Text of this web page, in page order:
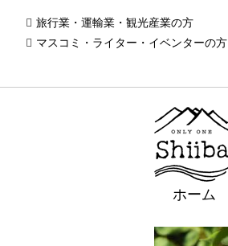
旅行業・運輸業・観光産業の方
マスコミ・ライター・イベンターの方
ホーム